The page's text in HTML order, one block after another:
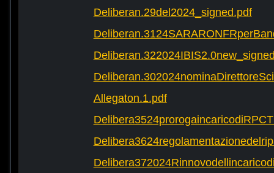
Deliberan.29del2024_signed.pdf
Allegaton.1.pdf